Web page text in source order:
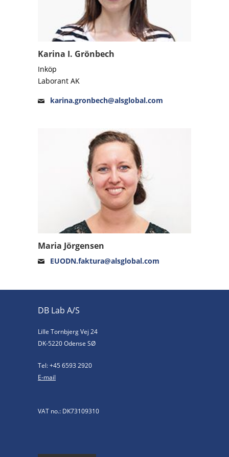
Karina I. Grönbech
Inköp
Laborant AK
karina.gronbech@alsglobal.com
Maria Jörgensen
EUODN.faktura@alsglobal.com
DB Lab A/S
Lille Tornbjerg Vej 24
DK-5220 Odense SØ
Tel: +45 6593 2920
E-mail
VAT no.: DK73109310